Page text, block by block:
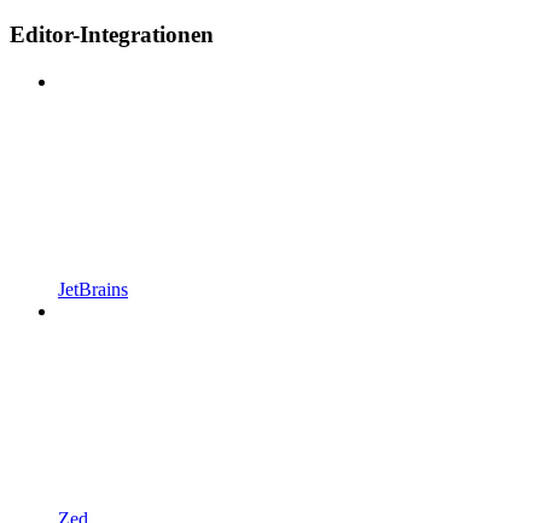
Editor-Integrationen
JetBrains
Zed